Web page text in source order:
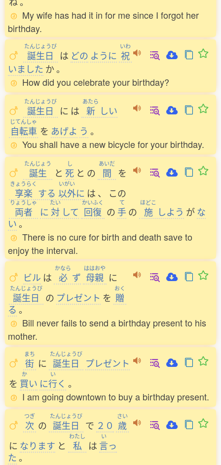
My wife has had it in for me since I forgot her
birthday.
たんじょうび
誕生日 は どの ように
いわ
祝
いました か。
How did you celebrate your birthday?
たんじょうび
誕生日 に は
あたら
新 しい
じてんしゃ
自転車 を あげよ う 。
You shall have a new bicycle for your birthday.
たんじょう
誕生 と
し
死 と の
あいだ
間 を
きょうらく
享楽 する
いがい
以外に は 、 この
りょうしゃ
両者 に
たい
対 して
かいふく
回復 の
て
手の
ほどこ
施 しよう がな
い。
There is no cure for birth and death save to
enjoy the interval.
ビル は
かなら
必 ず
ははおや
母親 に
たんじょうび
誕生日 の プレゼント を
おく
贈
る 。
Bill never fails to send a birthday present to his
mother.
まち
街 に
たんじょうび
誕生日
プレゼント
を
か
買い に
い
行く 。
I am going downtown to buy a birthday present.
つぎ
次 の
たんじょうび
誕生日 で ２０
さい
歳
に なります と
わたし
私 は
い
言っ
た。